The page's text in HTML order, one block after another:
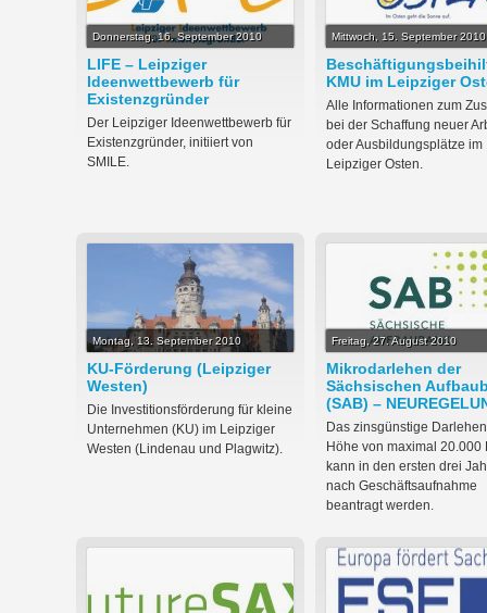
Donnerstag, 16. September 2010
LIFE – Leipziger
Ideenwettbewerb für
Existenzgründer
Der Leipziger Ideenwettbewerb für
Existenzgründer, initiiert von
SMILE.
Mittwoch, 15. September 2010
KMU im Leipziger
Alle Informationen zum
bei der Schaffung neuer
oder Ausbildungsplätze im
Leipziger Osten.
Montag, 13. September 2010
KU-Förderung (Leipziger
Westen)
Die Investitionsförderung für kleine
Unternehmen (KU) im Leipziger
Westen (Lindenau und Plagwitz).
Freitag, 27. August 2010
Mikrodarlehen der
Sächsischen
(SAB) –
Das zinsgünstige
Höhe von maximal 20.000
kann in den ersten drei
nach Geschäftsaufnahme
beantragt werden.